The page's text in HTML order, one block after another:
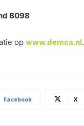
B098
op www.demca.nl.
Facebook X